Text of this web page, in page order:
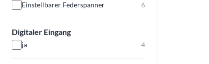
Einstellbarer Federspanner 6
Digitaler Eingang
ja 4